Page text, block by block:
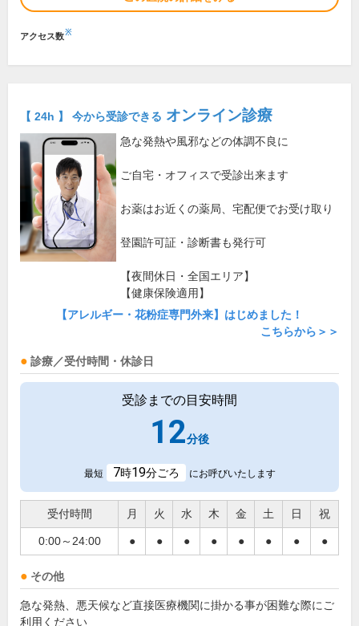
アクセス数※
【 24h 】 今から受診できる オンライン診療
急な発熱や風邪などの体調不良に
ご自宅・オフィスで受診出来ます
お薬はお近くの薬局、宅配便でお受け取り
登園許可証・診断書も発行可
【夜間休日・全国エリア】
【健康保険適用】
【アレルギー・花粉症専門外来】はじめました！
こちらから＞＞
診療／受付時間・休診日
受診までの目安時間
12分後
最短 7時19分ごろ にお呼びいたします
受付時間 月 火 水 木 金 土 日 祝
0:00～24:00 ● ● ● ● ● ● ● ●
その他
急な発熱、悪天候など直接医療機関に掛かる事が困難な際にご
利用ください